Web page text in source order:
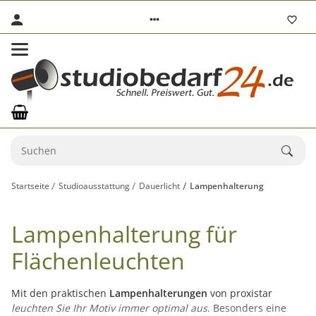
Startseite Studioausstattung Dauerlicht Lampenhalterung
Lampenhalterung für
Flächenleuchten
Mit den praktischen Lampenhalterungen von proxistar
leuchten Sie Ihr Motiv immer optimal aus. Besonders eine